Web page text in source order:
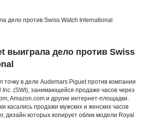
дело против Swiss Watch International
выиграла дело против Swiss
в деле Audemars Piguet против компании
Inc. (SWI), занимающейся продаже часов через
Amazon.com и другие интернет-площадки.
касались продажи мужских и женских часов
дизайн которых копирует облик модели Royal